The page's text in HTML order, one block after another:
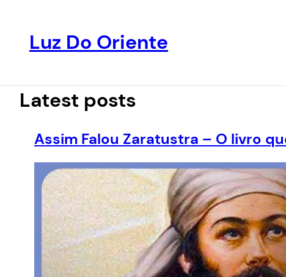
conteúdo
Luz Do Oriente
Latest posts
Assim Falou Zaratustra – O livro